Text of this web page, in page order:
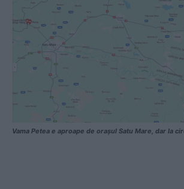
Vama Petea e aproape de orașul Satu Mare, dar la